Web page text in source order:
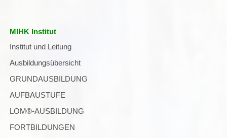
MIHK Institut
Navigation
überspringen
Institut und Leitung
Ausbildungsübersicht
GRUNDAUSBILDUNG
AUFBAUSTUFE
LOM®-AUSBILDUNG
FORTBILDUNGEN